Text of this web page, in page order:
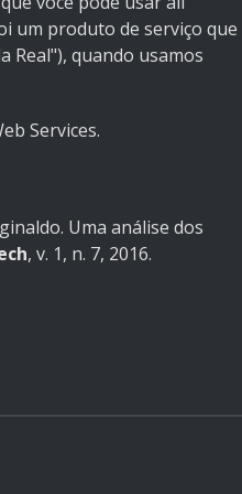
um produto de serviço que
Real"), quando usamos
Services.
Uma análise dos
, v. 1, n. 7, 2016.